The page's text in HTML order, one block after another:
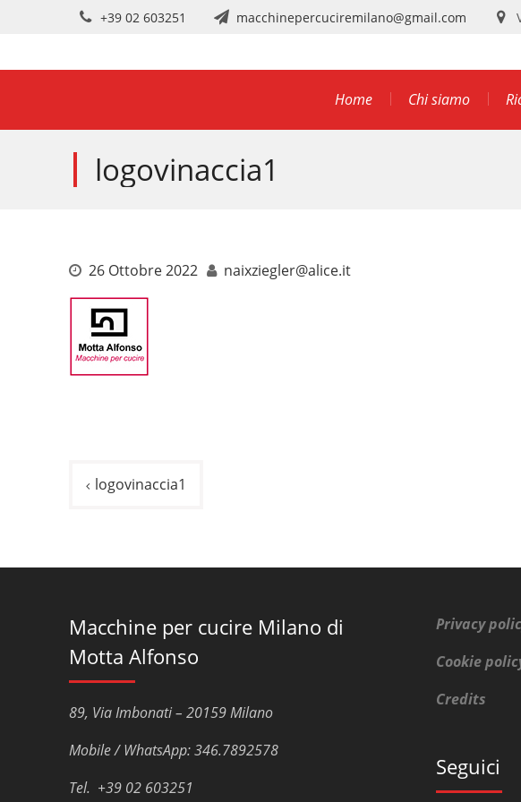
+39 02 603251 macchinepercuciremilano@gmail.com
Home Chi siamo
logovinaccia1
26 Ottobre 2022 naixziegler@alice.it
Navigazione
logovinaccia1
Macchine per cucire Milano di
Motta Alfonso
89, Via Imbonati – 20159 Milano
Mobile / WhatsApp: 346.7892578
Tel. +39 02 603251
Privacy
Cookie
Credits
Seguici